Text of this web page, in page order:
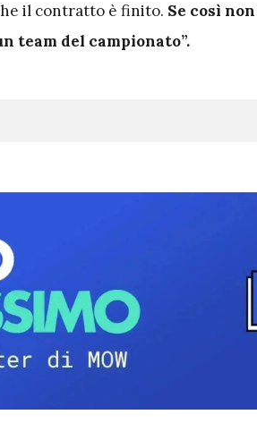
il contratto è finito. Se così
team del campionato”.